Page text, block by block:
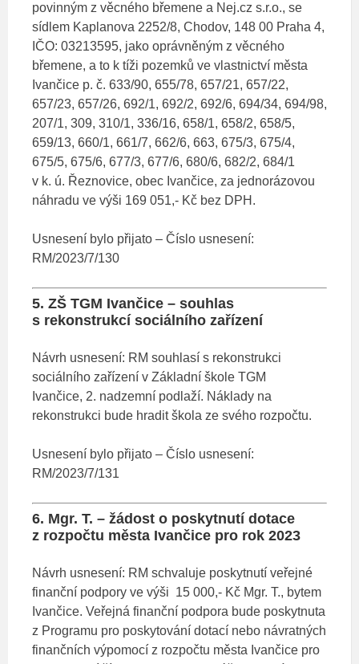
povinným z věcného břemene a Nej.cz s.r.o., se
sídlem Kaplanova 2252/8, Chodov, 148 00 Praha 4,
IČO: 03213595, jako oprávněným z věcného
břemene, a to k tíži pozemků ve vlastnictví města
Ivančice p. č. 633/90, 655/78, 657/21, 657/22,
657/23, 657/26, 692/1, 692/2, 692/6, 694/34, 694/98,
207/1, 309, 310/1, 336/16, 658/1, 658/2, 658/5,
659/13, 660/1, 661/7, 662/6, 663, 675/3, 675/4,
675/5, 675/6, 677/3, 677/6, 680/6, 682/2, 684/1
v k. ú. Řeznovice, obec Ivančice, za jednorázovou
náhradu ve výši 169 051,- Kč bez DPH.
Usnesení bylo přijato – Číslo usnesení:
RM/2023/7/130
5. ZŠ TGM Ivančice – souhlas
s rekonstrukcí sociálního zařízení
Návrh usnesení: RM souhlasí s rekonstrukci
sociálního zařízení v Základní škole TGM
Ivančice, 2. nadzemní podlaží. Náklady na
rekonstrukci bude hradit škola ze svého rozpočtu.
Usnesení bylo přijato – Číslo usnesení:
RM/2023/7/131
6. Mgr. T. – žádost o poskytnutí dotace
z rozpočtu města Ivančice pro rok 2023
Návrh usnesení: RM schvaluje poskytnutí veřejné
finanční podpory ve výši 15 000,- Kč Mgr. T., bytem
Ivančice. Veřejná finanční podpora bude poskytnuta
z Programu pro poskytování dotací nebo návratných
finančních výpomocí z rozpočtu města Ivančice pro